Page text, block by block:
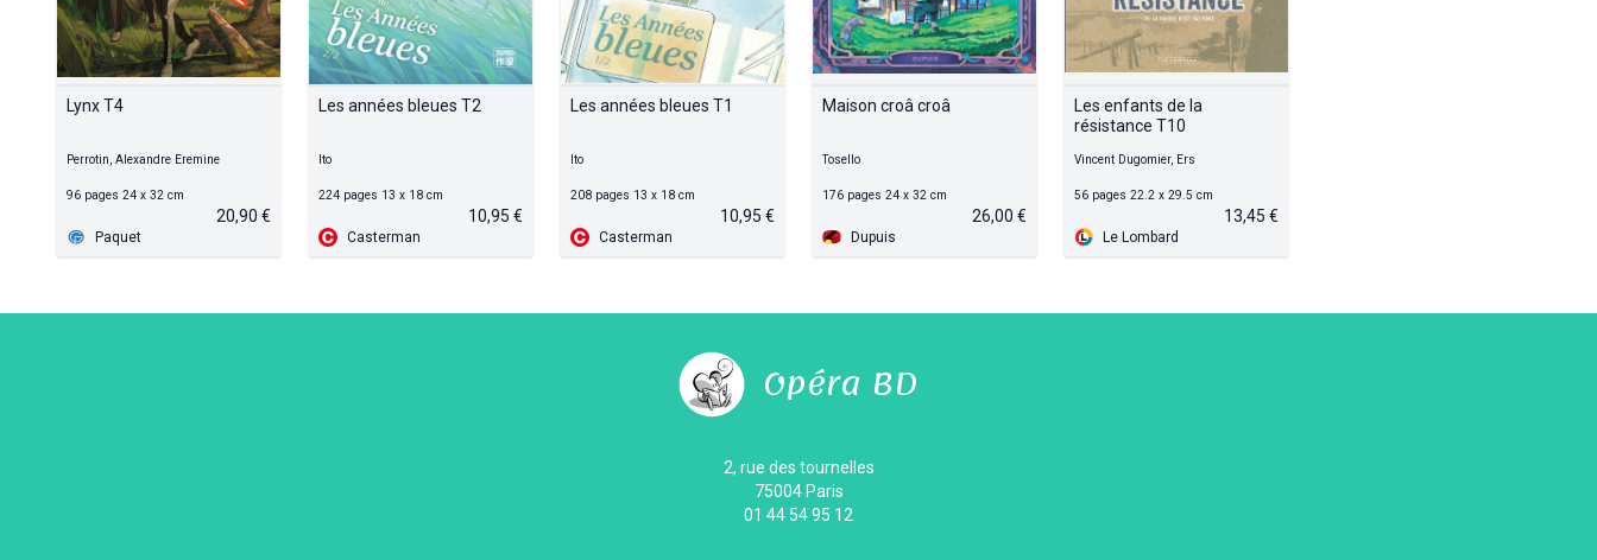
Lynx T4
Perrotin, Alexandre Eremine
96 pages 24 x 32 cm
20,90 €
Paquet
Les années bleues T2
Ito
224 pages 13 x 18 cm
10,95 €
Casterman
Les années bleues T1
Ito
208 pages 13 x 18 cm
10,95 €
Casterman
Maison croâ croâ
Tosello
176 pages 24 x 32 cm
26,00 €
Dupuis
Les enfants de la
résistance T10
Vincent Dugomier, Ers
56 pages 22.2 x 29.5 cm
13,45 €
Le Lombard
Opéra BD
2, rue des tournelles
75004 Paris
01 44 54 95 12